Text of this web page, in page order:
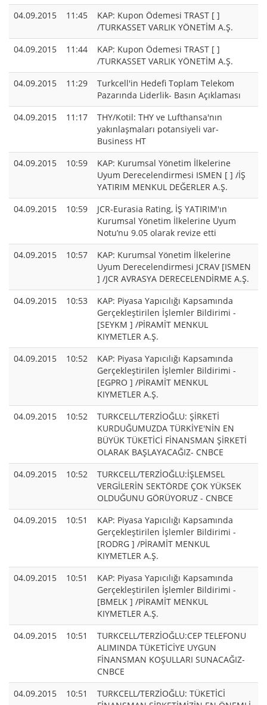
04.09.2015
11:45
KAP: Kupon Ödemesi TRAST [ ]
/TURKASSET VARLIK YÖNETİM A.Ş.
04.09.2015
11:44
KAP: Kupon Ödemesi TRAST [ ]
/TURKASSET VARLIK YÖNETİM A.Ş.
04.09.2015
11:29
Turkcell'in Hedefi Toplam Telekom
Pazarında Liderlik- Basın Açıklaması
04.09.2015
11:17
THY/Kotil: THY ve Lufthansa'nın
yakınlaşmaları potansiyeli var-
Business HT
04.09.2015
10:59
KAP: Kurumsal Yönetim İlkelerine
Uyum Derecelendirmesi ISMEN [ ] /İŞ
YATIRIM MENKUL DEĞERLER A.Ş.
04.09.2015
10:59
JCR-Eurasia Rating, İŞ YATIRIM'ın
Kurumsal Yönetim İlkelerine Uyum
Notu’nu 9.05 olarak revize etti
04.09.2015
10:57
KAP: Kurumsal Yönetim İlkelerine
Uyum Derecelendirmesi JCRAV [ISMEN
] /JCR AVRASYA DERECELENDİRME A.Ş.
04.09.2015
10:53
KAP: Piyasa Yapıcılığı Kapsamında
Gerçekleştirilen İşlemler Bildirimi -
[SEYKM ] /PİRAMİT MENKUL
KIYMETLER A.Ş.
04.09.2015
10:52
KAP: Piyasa Yapıcılığı Kapsamında
Gerçekleştirilen İşlemler Bildirimi -
[EGPRO ] /PİRAMİT MENKUL
KIYMETLER A.Ş.
04.09.2015
10:52
TURKCELL/TERZİOĞLU: ŞİRKETİ
KURDUĞUMUZDA TÜRKİYE'NİN EN
BÜYÜK TÜKETİCİ FİNANSMAN ŞİRKETİ
OLARAK BAŞLAYACAĞIZ- CNBCE
04.09.2015
10:52
TURKCELL/TERZİOĞLU:İŞLEMSEL
VERGİLERİN SEKTÖRDE ÇOK YÜKSEK
OLDUĞUNU GÖRÜYORUZ - CNBCE
04.09.2015
10:51
KAP: Piyasa Yapıcılığı Kapsamında
Gerçekleştirilen İşlemler Bildirimi -
[RODRG ] /PİRAMİT MENKUL
KIYMETLER A.Ş.
04.09.2015
10:51
KAP: Piyasa Yapıcılığı Kapsamında
Gerçekleştirilen İşlemler Bildirimi -
[BMELK ] /PİRAMİT MENKUL
KIYMETLER A.Ş.
04.09.2015
10:51
TURKCELL/TERZİOĞLU:CEP TELEFONU
ALIMINDA TÜKETİCİYE UYGUN
FİNANSMAN KOŞULLARI SUNACAĞIZ-
CNBCE
04.09.2015
10:51
TURKCELL/TERZİOĞLU: TÜKETİCİ